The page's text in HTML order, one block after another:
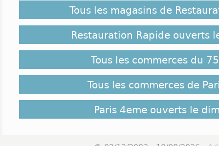
Tous les magasins de
Restauration Rapide ouverts
Tous les commerces du
Tous les commerces de
Paris 4eme ouverts le